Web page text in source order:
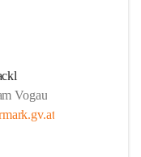
Vogau